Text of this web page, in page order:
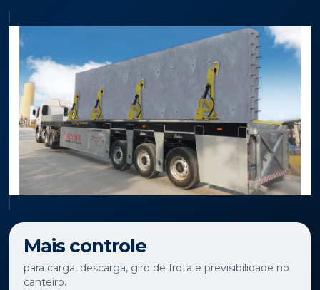
Mais controle
para carga, descarga, giro de frota e previsibilidade no
canteiro.